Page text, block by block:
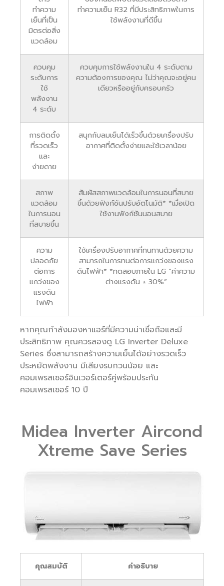
ทำความ
เย็นที่เป็น
มิตรต่อสิ่ง
แวดล้อม
ทำความเย็น R32 ที่มีประสิทธิภาพในการ
ใช้พลังงานที่ดีขึ้น
ควบคุม
ระดับการ
ใช้
พลังงาน
4 ระดับ
ควบคุมการใช้พลังงานใน 4 ระดับตาม
ความต้องการของคุณ ไม่ว่าคุณจะอยู่คน
เดียวหรืออยู่กับครอบครัว
การติดตั้ง
ที่รวดเร็ว
และ
ง่ายดาย
สนุกกับลมเย็นได้เร็วขึ้นด้วยเครื่องปรับ
อากาศที่ติดตั้งง่ายและใช้เวลาน้อย
สภาพ
แวดล้อม
ในการนอน
ที่สบายขึ้น
สัมผัสสภาพแวดล้อมในการนอนที่สบาย
ขึ้นด้วยฟังก์ชันปรับอัตโนมัติ* *เมื่อเปิด
ใช้งานฟังก์ชันนอนสบาย
ความ
ปลอดภัย
ต่อการ
แกว่งของ
แรงดัน
ไฟฟ้า
ใช้เครื่องปรับอากาศที่ทนทานด้วยความ
สามารถในการทนต่อการแกว่งของแรง
ดันไฟฟ้า* *ทดสอบภายใน LG “ค่าความ
ต่างแรงดัน ± 30%”
หากคุณกำลังมองหาแอร์ที่มีความน่าเชื่อถือและมี
ประสิทธิภาพ คุณควรลองดู LG Inverter Deluxe
Series ซึ่งสามารถสร้างความเย็นได้อย่างรวดเร็ว
ประหยัดพลังงาน มีเสียงรบกวนน้อย และ
คอมเพรสเซอร์อินเวอร์เตอร์คู่พร้อมประกัน
คอมเพรสเซอร์ 10 ปี
Midea Inverter Aircond
Xtreme Save Series
คุณสมบัติ คำอธิบาย